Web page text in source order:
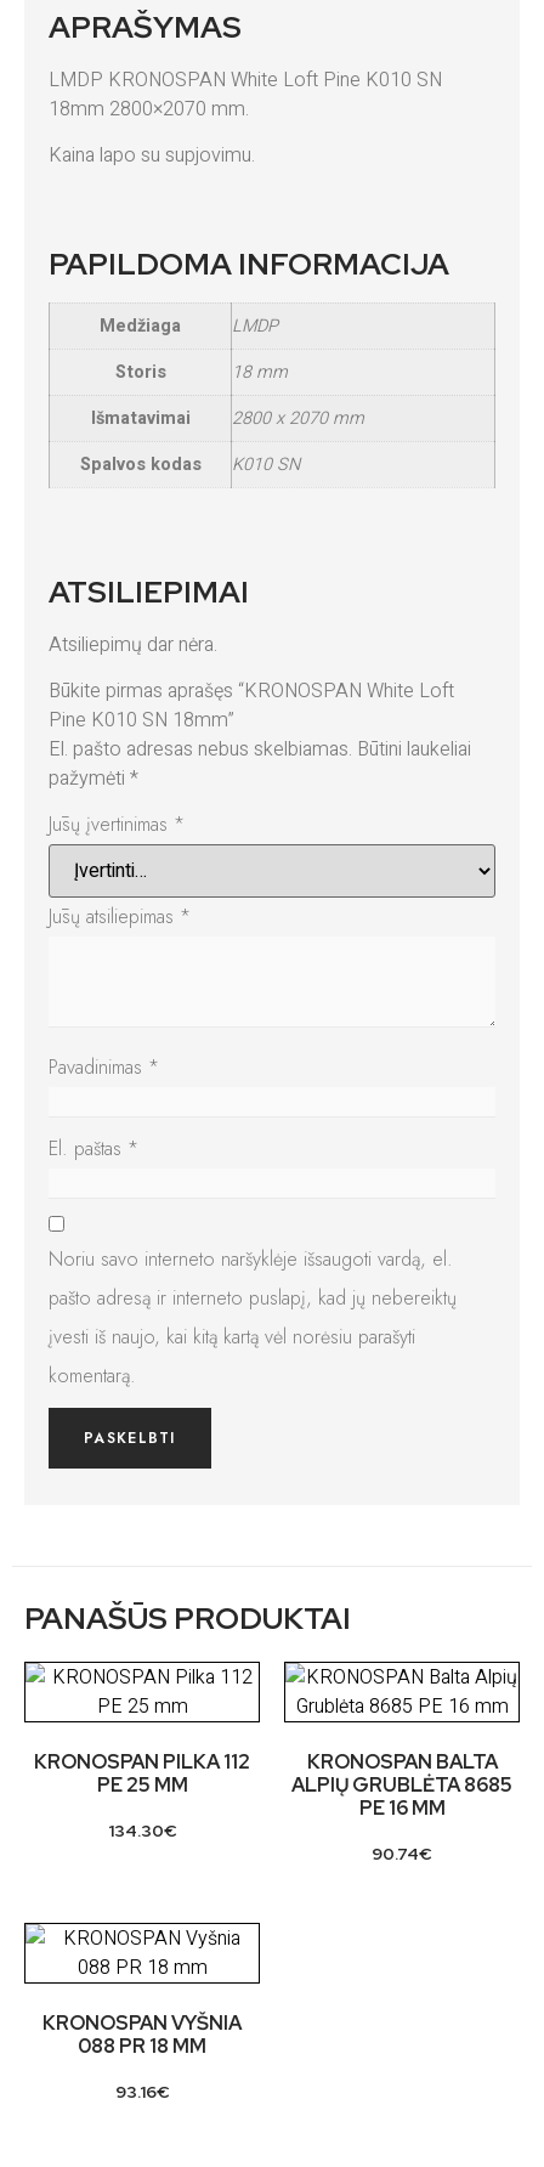
APRAŠYMAS
LMDP KRONOSPAN White Loft Pine K010 SN
18mm 2800×2070 mm.
Kaina lapo su supjovimu.
PAPILDOMA INFORMACIJA
Medžiaga
LMDP
Storis
18 mm
Išmatavimai
2800 x 2070 mm
Spalvos kodas
K010 SN
ATSILIEPIMAI
Atsiliepimų dar nėra.
Būkite pirmas aprašęs “KRONOSPAN White Loft
Pine K010 SN 18mm”
El. pašto adresas nebus skelbiamas. Būtini laukeliai
pažymėti *
Jūsų įvertinimas *
Jūsų atsiliepimas *
Pavadinimas *
El. paštas *
Noriu savo interneto naršyklėje išsaugoti vardą, el.
pašto adresą ir interneto puslapį, kad jų nebereiktų
įvesti iš naujo, kai kitą kartą vėl norėsiu parašyti
komentarą.
PANAŠŪS PRODUKTAI
KRONOSPAN PILKA 112
PE 25 MM
134.30€
KRONOSPAN BALTA
ALPIŲ GRUBLĖTA 8685
PE 16 MM
90.74€
KRONOSPAN VYŠNIA
088 PR 18 MM
93.16€